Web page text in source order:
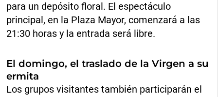
para un depósito floral. El espectáculo
principal, en la Plaza Mayor, comenzará a las
21:30 horas y la entrada será libre.
El domingo, el traslado de la Virgen a su
ermita
Los grupos visitantes también participarán el